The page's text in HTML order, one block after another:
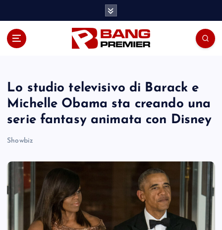
Lo studio televisivo di Barack e
Michelle Obama sta creando una
serie fantasy animata con Disney
Showbiz